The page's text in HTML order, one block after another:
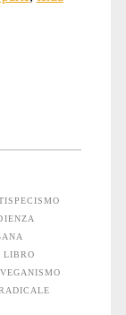
LIBRO
VEGANISMO